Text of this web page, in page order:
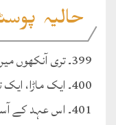
حالیہ
399۔ تری آنکھوں میں عیّاری بہت ہے
400۔ ایک ماڑا، ایک تگڑا چوک میں
401۔ اس عہد کے آسیب کو کرسی کی پڑی تھی